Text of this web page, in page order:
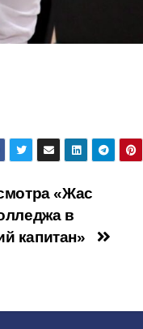
«Жас
в
капитан»